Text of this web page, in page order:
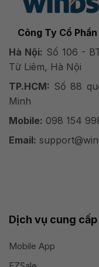
Công Ty Cổ
Hà Nội: Số 106 -
Từ Liêm, Hà Nội
TP.HCM: Số 88
Minh
Mobile: 098 154
Email:
Dịch vụ cung cấp
Mobile App